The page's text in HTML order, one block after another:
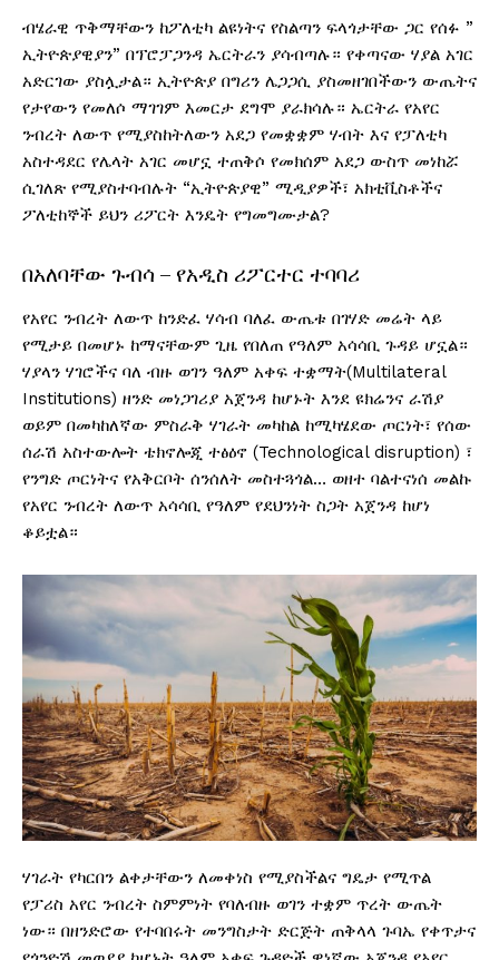
ብሄራዊ ጥቅማቸውን ከፖለቲካ ልዩነትና የስልጣን ፍላጎታቸው ጋር የሰፉ ”
ኢትዮጵያዊያን” በፕሮፓጋንዳ ኤርትራን ያሳብጣሉ። የቀጣናው ሃያል አገር
አድርገው ያስሏታል። ኢትዮጵያ በግሪን ሌጋጋሲ ያስመዘገበችውን ውጤትና
የታየውን የመለሶ ማገገም እመርታ ደግሞ ያራክሳሉ። ኤርትራ የአየር
ንብረት ለውጥ የሚያስከትለውን አደጋ የመቋቋም ሃብት እና የፓለቲካ
አስተዳደር የሌላት አገር መሆኗ ተጠቅሶ የመክሰም አደጋ ውስጥ መነከሯ
ሲገለጽ የሚያስተባብሉት “ኢትዮጵያዊ” ሚዲያዎች፣ አክቲቪስቶችና
ፖለቲከኞች ይህን ሪፖርት እንዴት የግመግሙታል?
በአለባቸው ጉብሳ – የአዲስ ሪፖርተር ተባባሪ
የአየር ንብረት ለውጥ ከንድፈ ሃሳብ ባለፈ ውጤቱ በገሃድ መሬት ላይ
የሚታይ በመሆኑ ከማናቸውም ጊዜ የበለጠ የዓለም አሳሳቢ ጉዳይ ሆኗል።
ሃያላን ሃገሮችና ባለ ብዙ ወገን ዓለም አቀፍ ተቋማት(Multilateral
Institutions) ዘንድ መነጋገሪያ አጀንዳ ከሆኑት እንደ ዩክሬንና ራሽያ
ወይም በመካከለኛው ምስራቅ ሃገራት መካከል ከሚካሄደው ጦርነት፣ የሰው
ሰራሽ አስተውሎት ቴክኖሎጂ ተፅዕኖ (Technological disruption) ፣
የንግድ ጦርነትና የአቅርቦት ሰንሰለት መስተጓጎል… ወዘተ ባልተናነሰ መልኩ
የአየር ንብረት ለውጥ አሳሳቢ የዓለም የደህንነት ስጋት አጀንዳ ከሆነ
ቆይቷል።
ሃገራት የካርበን ልቀታቸውን ለመቀነስ የሚያስችልና ግዴታ የሚጥል
የፓሪስ አየር ንብረት ስምምነት የባለብዙ ወገን ተቋም ጥረት ውጤት
ነው። በዘንድሮው የተባበሩት መንግስታት ድርጅት ጠቅላላ ጉባኤ የቀጥታና